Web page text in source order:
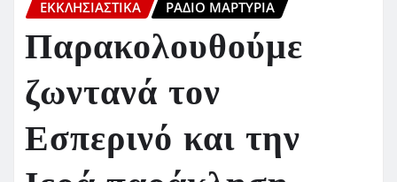
ΕΚΚΛΗΣΙΑΣΤΙΚΆ ΡΆΔΙΟ ΜΑΡΤΥΡΊΑ
Παρακολουθούμε
ζωντανά τον
Εσπερινό και την